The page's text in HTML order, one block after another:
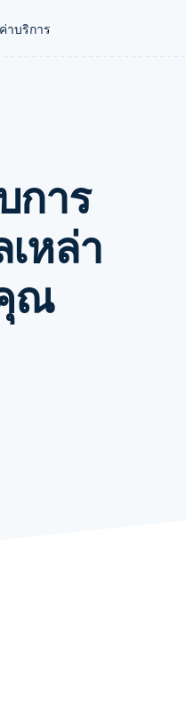
ค่าบริการ
การบริการ การเดินทาง แล
ประกันภัย
สื่อและความบันเทิง
องค์กรไม่แสวงผลกำไร
บริการเฉพาะทาง
ธุรกิจค้าปลีก
ใช้งาน
บอยู่
อเจนต์
Stripe Press
การ
หล่า
ณ